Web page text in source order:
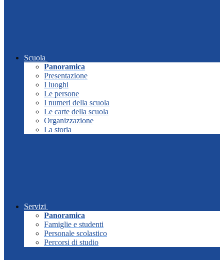
Scuola
Panoramica
Presentazione
I luoghi
Le persone
I numeri della scuola
Le carte della scuola
Organizzazione
La storia
Servizi
Panoramica
Famiglie e studenti
Personale scolastico
Percorsi di studio